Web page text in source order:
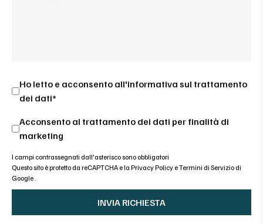
Ho letto e acconsento all'informativa sul trattamento
dei dati*
Acconsento al trattamento dei dati per finalità di
marketing
I campi contrassegnati dall'asterisco sono obbligatori
Questo sito è protetto da reCAPTCHA e la Privacy Policy eTermini di Servizio di
Google.